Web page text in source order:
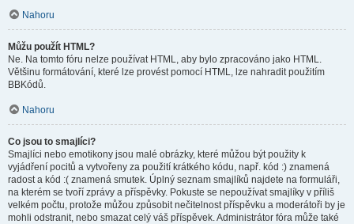
Nahoru
Můžu použít HTML?
Ne. Na tomto fóru nelze používat HTML, aby bylo zpracováno jako HTML.
Většinu formátování, které lze provést pomocí HTML, lze nahradit použitím
BBKódů.
Nahoru
Co jsou to smajlíci?
Smajlíci nebo emotikony jsou malé obrázky, které můžou být použity k
vyjádření pocitů a vytvořeny za použití krátkého kódu, např. kód :) znamená
radost a kód :( znamená smutek. Úplný seznam smajlíků najdete na formuláři,
na kterém se tvoří zprávy a příspěvky. Pokuste se nepoužívat smajlíky v příliš
velkém počtu, protože můžou způsobit nečitelnost příspěvku a moderátoři by je
mohli odstranit, nebo smazat celý váš příspěvek. Administrátor fóra může také